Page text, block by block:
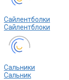
Сайлентболки
Сайлентблоки
Сальники
Сальник